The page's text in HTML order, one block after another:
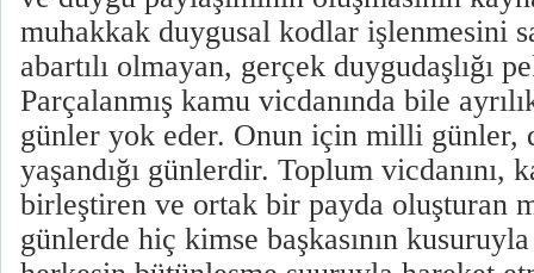
muhakkak duygusal kodlar işlenmesini
abartılı olmayan, gerçek duygudaşlığı
Parçalanmış kamu vicdanında bile
günler yok eder. Onun için milli günler,
yaşandığı günlerdir. Toplum vicdanını,
birleştiren ve ortak bir payda oluşturan
günlerde hiç kimse başkasının